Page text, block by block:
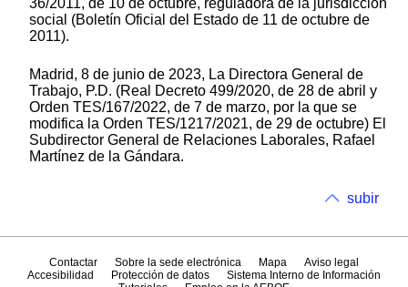
social (Boletín Oficial del Estado de 11 de octubre de
2011).
Madrid, 8 de junio de 2023, La Directora General de
Trabajo, P.D. (Real Decreto 499/2020, de 28 de abril y
Orden TES/167/2022, de 7 de marzo, por la que se
modifica la Orden TES/1217/2021, de 29 de octubre) El
Subdirector General de Relaciones Laborales, Rafael
Martínez de la Gándara.
subir
Contactar Sobre la sede electrónica Mapa
Aviso legal
Accesibilidad
Protección de datos
Sistema Interno de Información